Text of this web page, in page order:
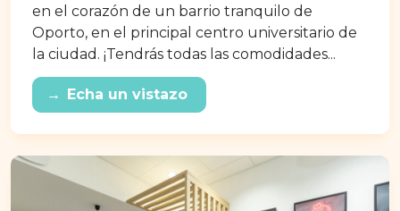
en el corazón de un barrio tranquilo de
Oporto, en el principal centro universitario de
la ciudad. ¡Tendrás todas las comodidades...
→ Echa un vistazo